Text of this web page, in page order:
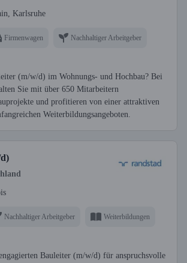
Karlsruhe
Firmenwagen Nachhaltiger Arbeitgeber
(m/w/d) im Wohnungs- und Hochbau? Bei
Sie mit über 650 Mitarbeitern
und profitieren von einer attraktiven
Weiterbildungsangeboten.
Nachhaltiger Arbeitgeber Weiterbildungen
Bauleiter (m/w/d) für anspruchsvolle